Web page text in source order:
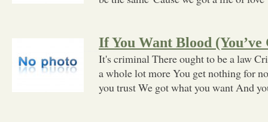
If You Want Blood
It's criminal There ought to be a law
a whole lot more You get nothing for
you trust We got what you want And